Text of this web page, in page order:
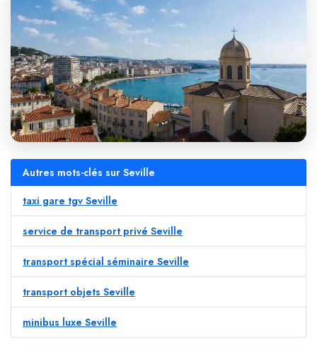
Autres mots-clés sur Seville
taxi gare tgv Seville
service de transport privé Seville
transport spécial séminaire Seville
transport objets Seville
minibus luxe Seville